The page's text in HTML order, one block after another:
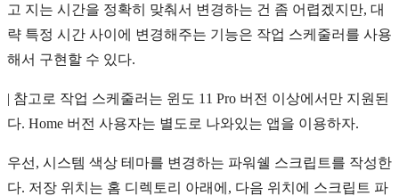
고 지는 시간을 정확히 맞춰서 변경하는 건 좀 어렵겠지만, 대
략 특정 시간 사이에 변경해주는 기능은 작업 스케줄러를 사용
해서 구현할 수 있다.
| 참고로 작업 스케줄러는 윈도 11 Pro 버전 이상에서만 지원된
다. Home 버전 사용자는 별도로 나와있는 앱을 이용하자.
우선, 시스템 색상 테마를 변경하는 파워쉘 스크립트를 작성한
다. 저장 위치는 홈 디렉토리 아래에, 다음 위치에 스크립트 파